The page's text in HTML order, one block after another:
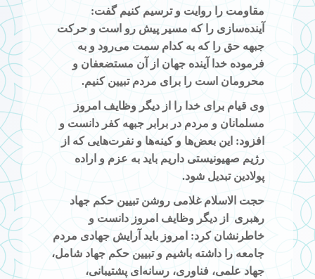
مقاومت را روایت و ترسیم کنیم گفت:
آینده‌سازی را که مسیر پیش رو است و حرکت
جبهه حق را که به کدام سمت می‌رود و به
فرموده خدا آینده جهان از آن مستضعفان و
محرومان است را برای مردم تبیین کنیم.
وی قیام برای خدا را از دیگر وظایف امروز
مسلمانان و مردم در برابر جبهه کفر دانست و
افزود: این بعض‌ها و کینه‌ها و نفرت‌هایی که از
رژیم صهیونیستی داریم باید به عزم و اراده
پولادین تبدیل شود.
حجت الاسلام غلامی روشن تبیین حکم جهاد
رهبری
از دیگر وظایف امروز دانست و
خاطرنشان کرد: امروز باید آرایش جهادی مردم
جامعه را داشته باشیم و تبیین حکم جهاد شامل،
جهاد علمی، فناوری، رسانه‌ای پشتیبانی،